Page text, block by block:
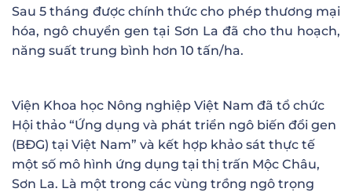
Sau 5 tháng được chính thức cho phép thương mại
hóa, ngô chuyển gen tại Sơn La đã cho thu hoạch,
năng suất trung bình hơn 10 tấn/ha.
Viện Khoa học Nông nghiệp Việt Nam đã tổ chức
Hội thảo “Ứng dụng và phát triển ngô biến đổi gen
(BĐG) tại Việt Nam” và kết hợp khảo sát thực tế
một số mô hình ứng dụng tại thị trấn Mộc Châu,
Sơn La. Là một trong các vùng trồng ngô trọng